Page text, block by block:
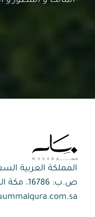
المملكة العربية
ص.ب: 16786، مكة المكرمة 21955